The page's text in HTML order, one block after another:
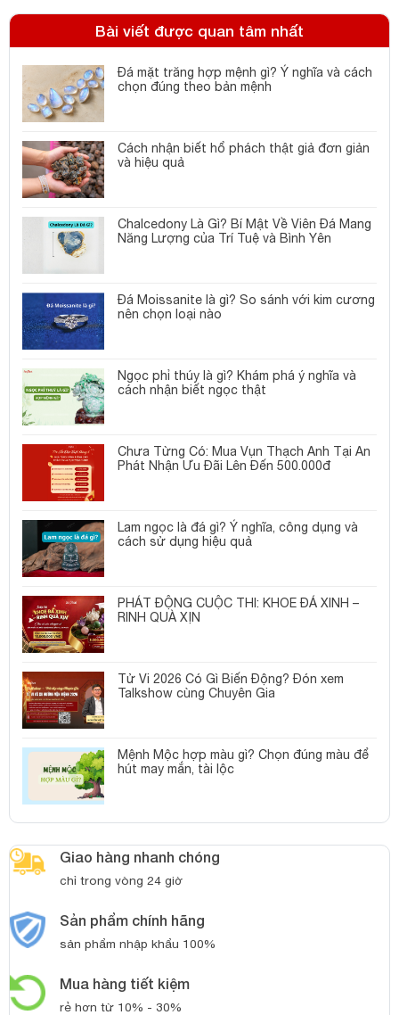
Bài viết được quan tâm nhất
Đá mặt trăng hợp mệnh gì? Ý nghĩa và cách
chọn đúng theo bản mệnh
Cách nhận biết hổ phách thật giả đơn giản
và hiệu quả
Chalcedony Là Gì? Bí Mật Về Viên Đá Mang
Năng Lượng của Trí Tuệ và Bình Yên
Đá Moissanite là gì? So sánh với kim cương
nên chọn loại nào
Ngọc phỉ thúy là gì? Khám phá ý nghĩa và
cách nhận biết ngọc thật
Chưa Từng Có: Mua Vụn Thạch Anh Tại An
Phát Nhận Ưu Đãi Lên Đến 500.000đ
Lam ngọc là đá gì? Ý nghĩa, công dụng và
cách sử dụng hiệu quả
PHÁT ĐỘNG CUỘC THI: KHOE ĐÁ XINH –
RINH QUÀ XỊN
Tử Vi 2026 Có Gì Biến Động? Đón xem
Talkshow cùng Chuyên Gia
Mệnh Mộc hợp màu gì? Chọn đúng màu để
hút may mắn, tài lộc
Giao hàng nhanh chóng
chỉ trong vòng 24 giờ
Sản phẩm chính hãng
sản phẩm nhập khẩu 100%
Mua hàng tiết kiệm
rẻ hơn từ 10% - 30%